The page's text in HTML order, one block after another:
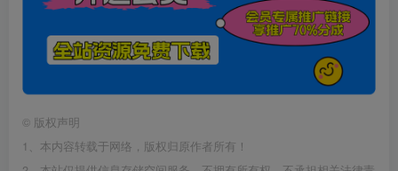
© 版权声明
1、本内容转载于网络，版权归原作者所有！